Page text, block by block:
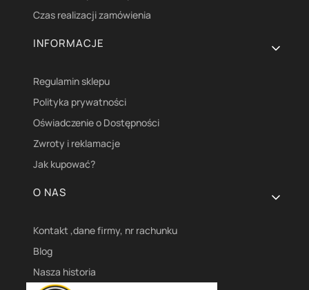
Czas realizacji zamówienia
INFORMACJE
Regulamin sklepu
Polityka prywatności
Oświadczenie o Dostępności
Zwroty i reklamacje
Jak kupować?
O NAS
Kontakt ,dane firmy, nr rachunku
Blog
Nasza historia